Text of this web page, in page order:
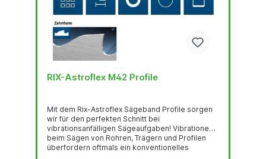
RIX-Astroflex M42 Profile
Mit dem Rix-Astroflex Sägeband Profile sorgen
wir für den perfekten Schnitt bei
vibrationsanfälligen Sägeaufgaben! Vibrationen
beim Sägen von Rohren, Trägern und Profilen
überfordern oftmals ein konventionelles